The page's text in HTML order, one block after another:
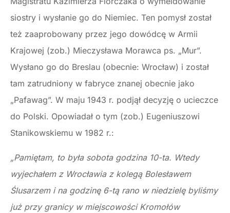
siostry i wysłanie go do Niemiec. Ten pomysł został
też zaaprobowany przez jego dowódcę w Armii
Krajowej (zob.) Mieczysława Morawca ps. „Mur”.
Wysłano go do Breslau (obecnie: Wrocław) i został
tam zatrudniony w fabryce znanej obecnie jako
„Pafawag”. W maju 1943 r. podjął decyzję o ucieczce
do Polski. Opowiadał o tym (zob.) Eugeniuszowi
Stanikowskiemu w 1982 r.:
„Pamiętam, to była sobota godzina 10-ta. Wtedy
wyjechałem z Wrocławia z kolegą Bolesławem
Ślusarzem i na godzinę 6-tą rano w niedzielę byliśmy
już przy granicy w miejscowości Kromołów